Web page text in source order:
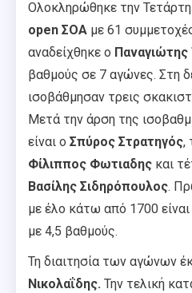
Ολοκληρώθηκε την Τετάρτη
open ΣΟΑ με 61
αναδείχθηκε ο
βαθμούς σε 7 αγώνες. Στη
ισοβάθμησαν τρεις
Μετά την άρση της
είναι ο Σπύρος Στρατηγός,
Φίλιππος Φωτιαδης και
Βασίλης Σιδηρόπουλος.
με έλο κάτω από 1700 είναι
με 4,5 βαθμούς.
Τη διαιτησία των αγώνων
Νικολαΐδης. Την τελική